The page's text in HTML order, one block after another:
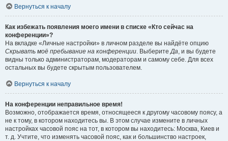
Вернуться к началу
Как избежать появления моего имени в списке «Кто сейчас на
конференции»?
На вкладке «Личные настройки» в личном разделе вы найдёте опцию
Скрывать моё пребывание на конференции. ВыберитеДа, и вы будете
видны только администраторам, модераторам и самому себе. Для всех
остальных вы будете скрытым пользователем.
Вернуться к началу
На конференции неправильное время!
Возможно, отображается время, относящееся к другому часовому поясу, а
не к тому, в котором находитесь вы. В этом случае измените в личных
настройках часовой пояс на тот, в котором вы находитесь: Москва, Киев и
т. д. Учтите, что изменять часовой пояс, как и большинство настроек,